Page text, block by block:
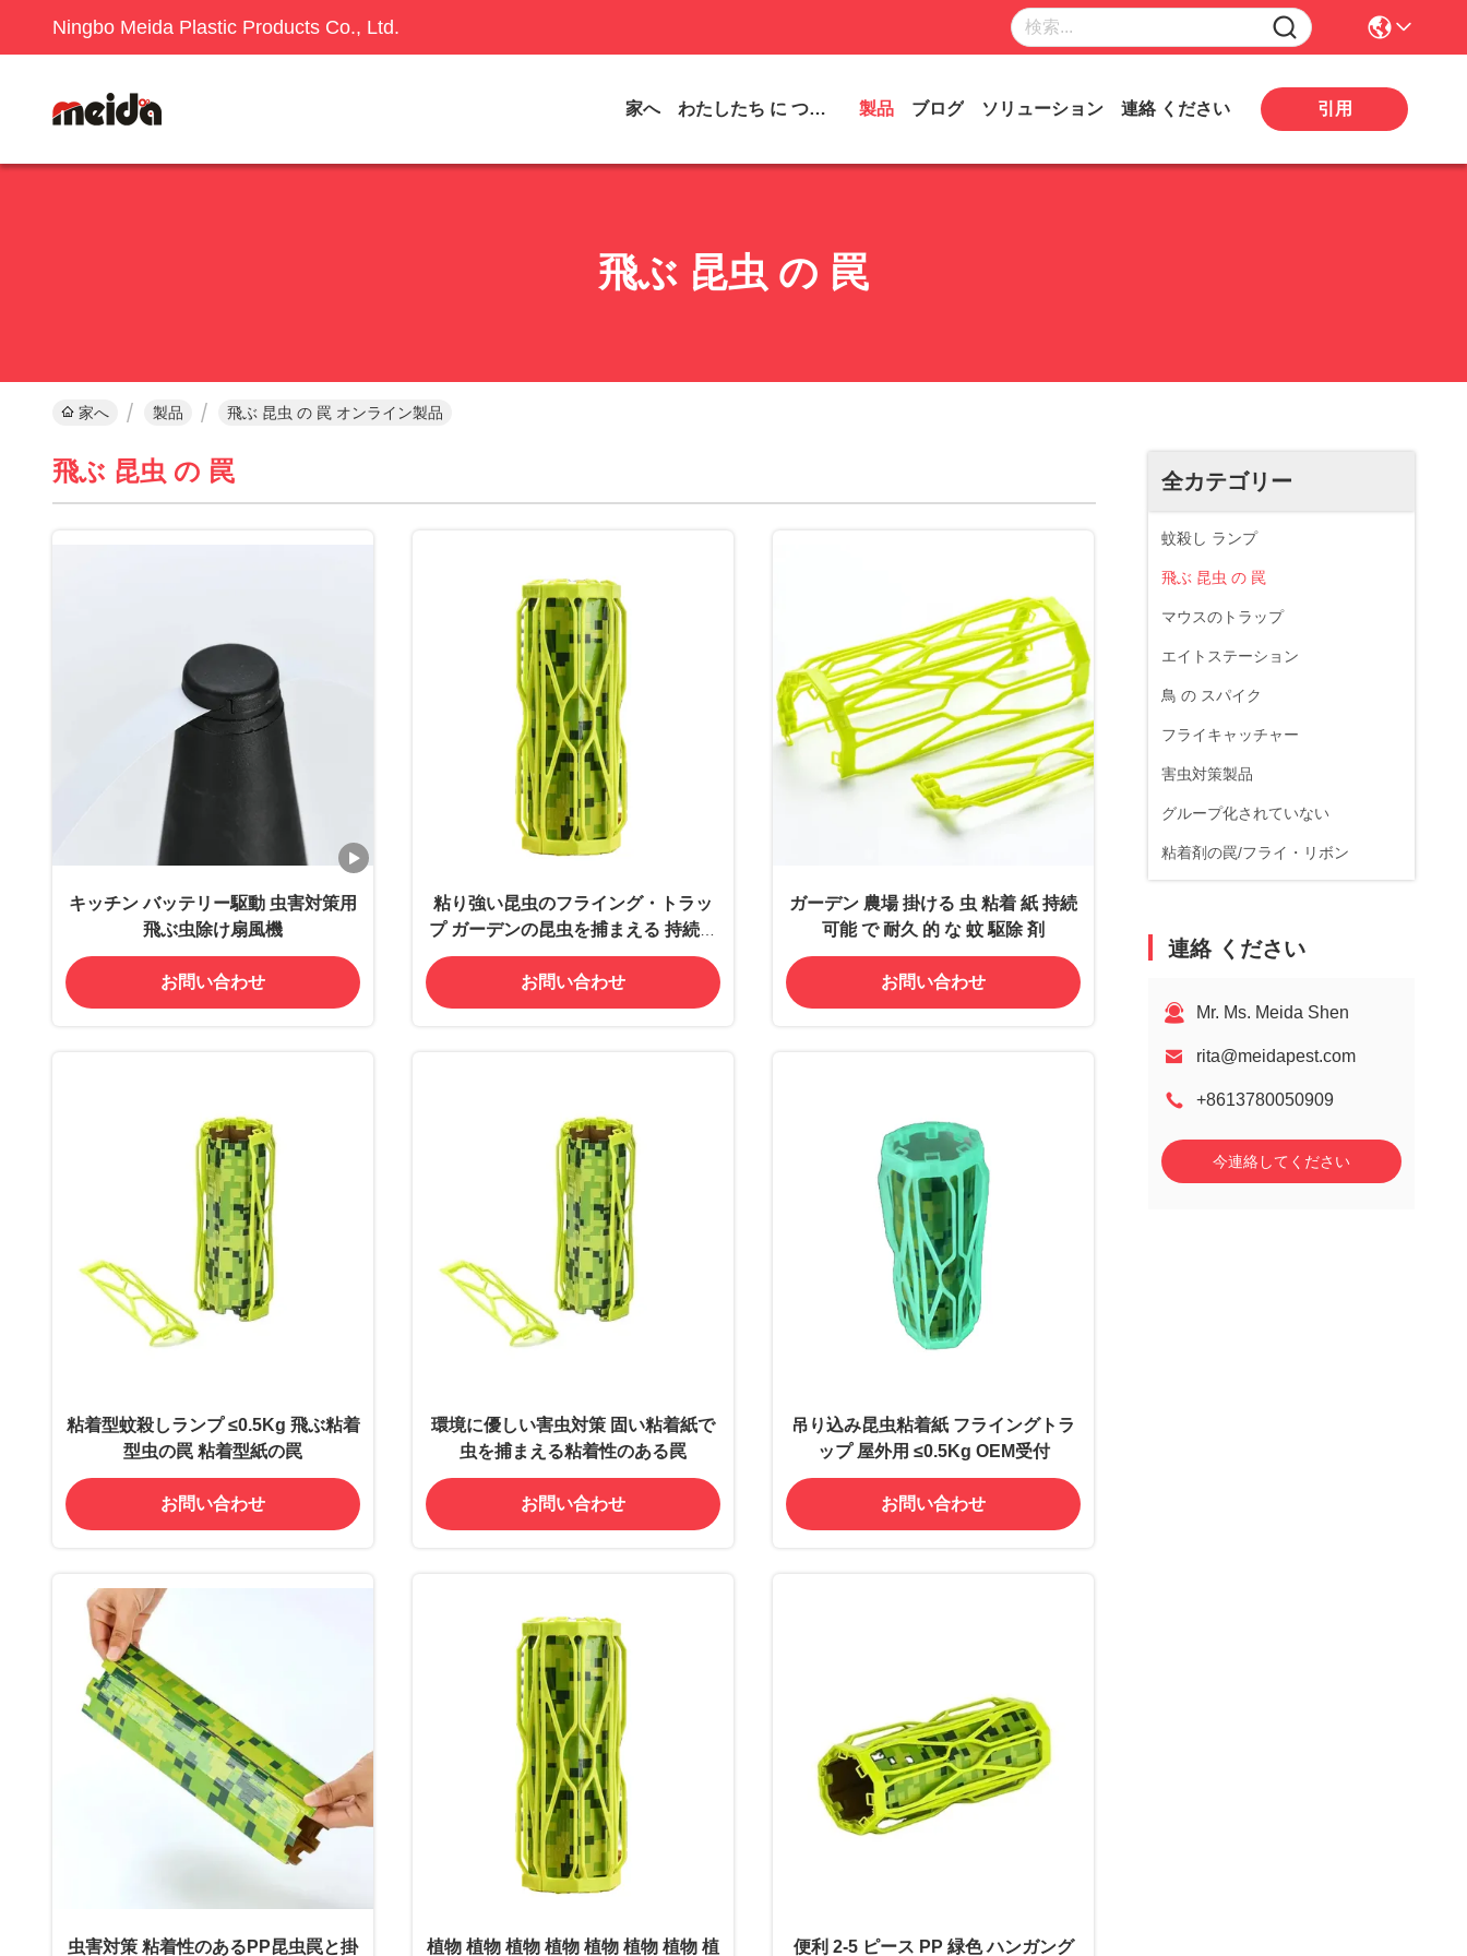
Ningbo Meida Plastic Products Co., Ltd.
家へ わたしたち に つい て 製品 ブログ ソリューション 連絡 ください 引用
飛ぶ 昆虫 の 罠
家へ 製品 飛ぶ 昆虫 の 罠 オンライン製品
全カテゴリー
蚊殺し ランプ
飛ぶ 昆虫 の 罠
マウスのトラップ
エイトステーション
鳥 の スパイク
フライキャッチャー
害虫対策製品
グループ化されていない
粘着剤の罠/フライ・リボン
連絡 ください
Mr. Ms. Meida Shen
rita@meidapest.com
+8613780050909
今連絡してください
飛ぶ 昆虫 の 罠
キッチン バッテリー駆動 虫害対策用
飛ぶ虫除け扇風機
お問い合わせ
粘り強い昆虫のフライング・トラッ
プ ガーデンの昆虫を捕まえる 持続可
能
お問い合わせ
ガーデン 農場 掛ける 虫 粘着 紙 持続
可能 で 耐久 的 な 蚊 駆除 剤
お問い合わせ
粘着型蚊殺しランプ ≤0.5Kg 飛ぶ粘着
型虫の罠 粘着型紙の罠
お問い合わせ
環境に優しい害虫対策 固い粘着紙で
虫を捕まえる粘着性のある罠
お問い合わせ
吊り込み昆虫粘着紙 フライングトラ
ップ 屋外用 ≤0.5Kg OEM受付
お問い合わせ
虫害対策 粘着性のあるPP昆虫罠と掛 植物 植物 植物 植物 植物 植物 植物 植 便利 2-5 ピース PP 緑色 ハンガング